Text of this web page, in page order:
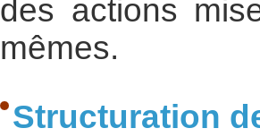
des actions
mêmes.
Structuration